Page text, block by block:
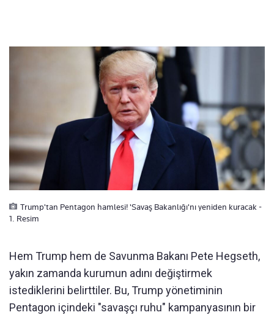
Trump'tan Pentagon hamlesi! 'Savaş Bakanlığı'nı yeniden kuracak -
1. Resim
Hem Trump hem de Savunma Bakanı Pete Hegseth,
yakın zamanda kurumun adını değiştirmek
istediklerini belirttiler. Bu, Trump yönetiminin
Pentagon içindeki "savaşçı ruhu" kampanyasının bir